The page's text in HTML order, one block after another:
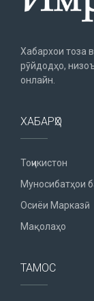
Хабархои тоза
рӯйдодҳо,
онлайн.
ХАБАРҲО
Тоҷикистон
Муносибатҳои
Осиёи Марказӣ
Мақолаҳо
ТАМОС